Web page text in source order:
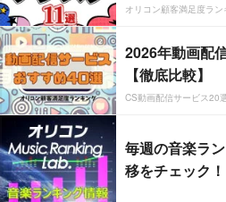
オリコン顧客満足度ラン
2026年動画配
【徹底比較】
CS動画配信サービス20
毎週の音楽ラ
移をチェック！